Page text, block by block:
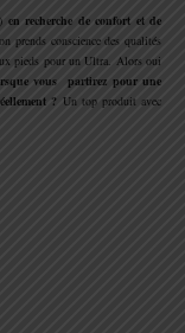
en recherche de confort et de
prends conscience des qualités
pieds pour un Ultra. Alors oui
vous partirez pour une
? Un top produit avec